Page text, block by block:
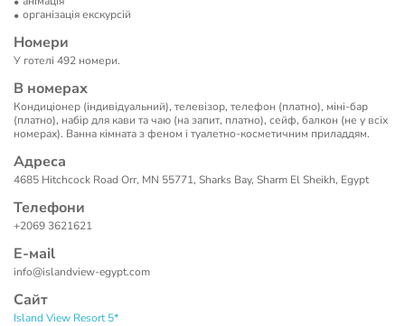
організація екскурсій
Номери
У готелі 492 номери.
В номерах
Кондиціонер (індивідуальний), телевізор, телефон (платно), міні-бар
(платно), набір для кави та чаю (на запит, платно), сейф, балкон (не у всіх
номерах). Ванна кімната з феном і туалетно-косметичним приладдям.
Адреса
4685 Hitchcock Road Orr, MN 55771, Sharks Bay, Sharm El Sheikh, Egypt
Телефони
+2069 3621621
Е-маil
info@islandview-egypt.com
Сайт
Island View Resort 5*